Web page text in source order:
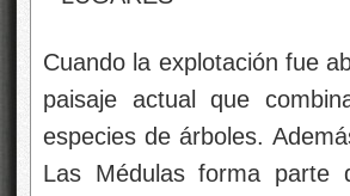
Cuando la explotación fue
paisaje actual que
especies de árboles.
Las Médulas forma